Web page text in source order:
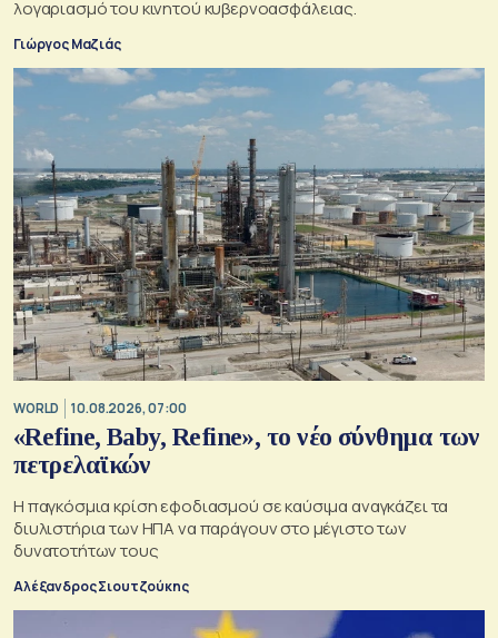
λογαριασμό του κινητού κυβερνοασφάλειας.
Γιώργος Μαζιάς
WORLD 10.08.2026, 07:00
«Refine, Baby, Refine», το νέο σύνθημα των
πετρελαϊκών
Η παγκόσμια κρίση εφοδιασμού σε καύσιμα αναγκάζει τα
διυλιστήρια των ΗΠΑ να παράγουν στο μέγιστο των
δυνατοτήτων τους
Αλέξανδρος Σιουτζούκης